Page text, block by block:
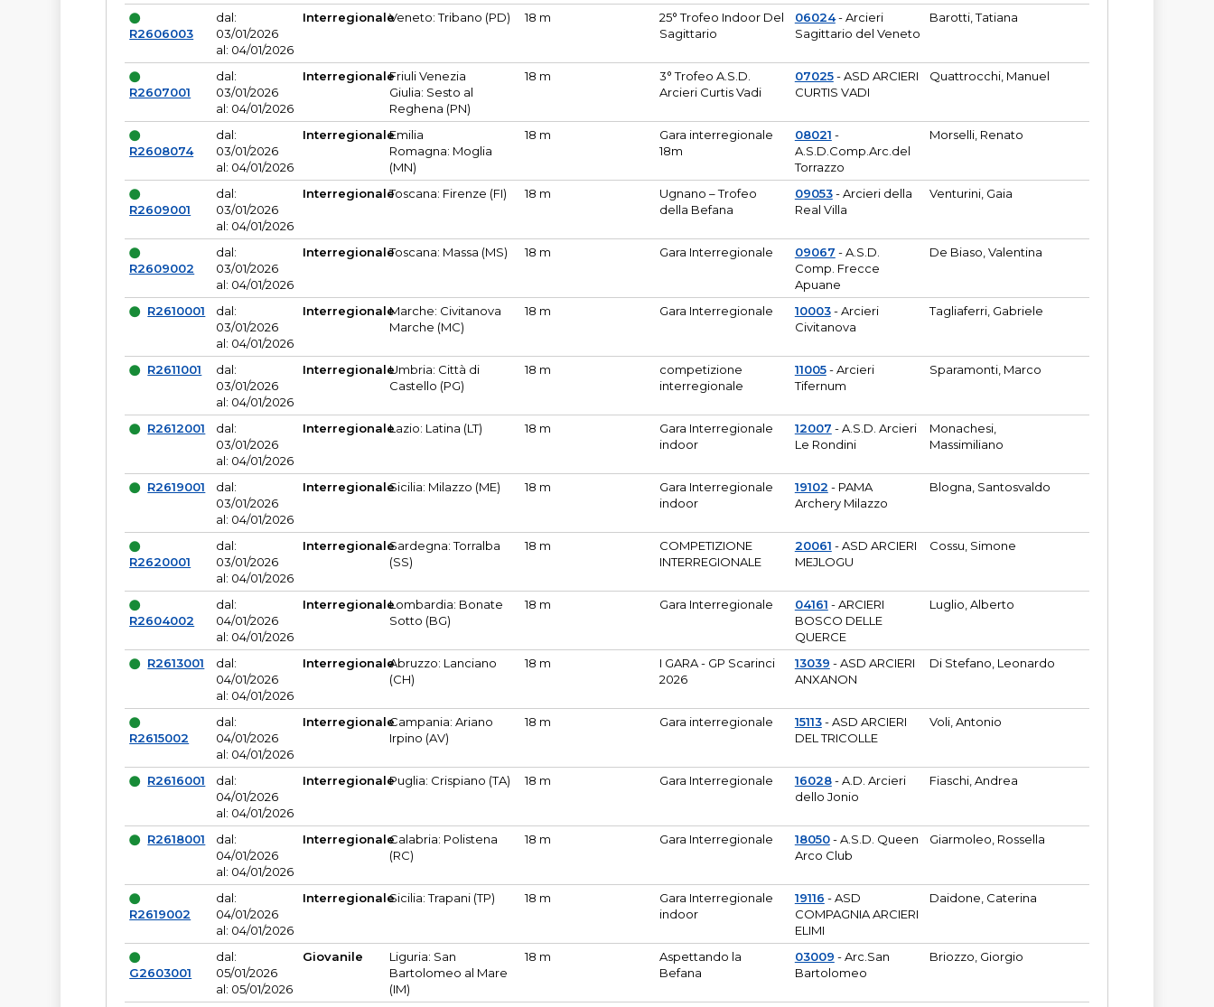
R2606003
dal:
03/01/2026
al: 04/01/2026
InterregionaleVeneto: Tribano (PD) 18 m
25° Trofeo Indoor Del
Sagittario
06024- Arcieri
Sagittario del Veneto
Barotti, Tatiana
R2607001
dal:
03/01/2026
al: 04/01/2026
InterregionaleFriuli Venezia
Giulia: Sesto al
Reghena (PN)
18 m
3° Trofeo A.S.D.
Arcieri Curtis Vadi
07025- ASD ARCIERI
CURTIS VADI
Quattrocchi, Manuel
R2608074
dal:
03/01/2026
al: 04/01/2026
InterregionaleEmilia
Romagna: Moglia
(MN)
18 m
Gara interregionale
18m
08021 -
A.S.D.Comp.Arc.del
Torrazzo
Morselli, Renato
R2609001
dal:
03/01/2026
al: 04/01/2026
InterregionaleToscana: Firenze (FI) 18 m
Ugnano – Trofeo
della Befana
09053- Arcieri della
Real Villa
Venturini, Gaia
R2609002
dal:
03/01/2026
al: 04/01/2026
InterregionaleToscana: Massa (MS) 18 m Gara Interregionale 09067 - A.S.D.
Comp. Frecce
Apuane
De Biaso, Valentina
R2610001
dal:
03/01/2026
al: 04/01/2026
InterregionaleMarche: Civitanova
Marche (MC)
18 m Gara Interregionale 10003- Arcieri
Civitanova
Tagliaferri, Gabriele
R2611001
dal:
03/01/2026
al: 04/01/2026
InterregionaleUmbria: Città di
Castello (PG)
18 m
competizione
interregionale
11005- Arcieri
Tifernum
Sparamonti, Marco
R2612001
dal:
03/01/2026
al: 04/01/2026
InterregionaleLazio: Latina (LT) 18 m
Gara Interregionale
indoor
12007 - A.S.D. Arcieri
Le Rondini
Monachesi,
Massimiliano
R2619001
dal:
03/01/2026
al: 04/01/2026
InterregionaleSicilia: Milazzo (ME) 18 m
Gara Interregionale
indoor
19102 - PAMA
Archery Milazzo
Blogna, Santosvaldo
R2620001
dal:
03/01/2026
al: 04/01/2026
InterregionaleSardegna: Torralba
(SS)
18 m
COMPETIZIONE
INTERREGIONALE
20061 - ASD ARCIERI
MEJLOGU
Cossu, Simone
R2604002
dal:
04/01/2026
al: 04/01/2026
InterregionaleLombardia: Bonate
Sotto (BG)
18 m Gara Interregionale 04161 - ARCIERI
BOSCO DELLE
QUERCE
Luglio, Alberto
R2613001
dal:
04/01/2026
al: 04/01/2026
InterregionaleAbruzzo: Lanciano
(CH)
18 m
I GARA - GP Scarinci
2026
13039 - ASD ARCIERI
ANXANON
Di Stefano, Leonardo
R2615002
dal:
04/01/2026
al: 04/01/2026
InterregionaleCampania: Ariano
Irpino (AV)
18 m Gara interregionale 15113- ASD ARCIERI
DEL TRICOLLE
Voli, Antonio
R2616001
dal:
04/01/2026
al: 04/01/2026
InterregionalePuglia: Crispiano (TA) 18 m Gara Interregionale 16028- A.D. Arcieri
dello Jonio
Fiaschi, Andrea
R2618001
dal:
04/01/2026
al: 04/01/2026
InterregionaleCalabria: Polistena
(RC)
18 m Gara Interregionale 18050- A.S.D. Queen
Arco Club
Giarmoleo, Rossella
R2619002
dal:
04/01/2026
al: 04/01/2026
InterregionaleSicilia: Trapani (TP) 18 m
Gara Interregionale
indoor
19116 - ASD
COMPAGNIA ARCIERI
ELIMI
Daidone, Caterina
G2603001
dal:
05/01/2026
al: 05/01/2026
Giovanile
Liguria: San
Bartolomeo al Mare
(IM)
18 m
Aspettando la
Befana
03009 - Arc.San
Bartolomeo
Briozzo, Giorgio